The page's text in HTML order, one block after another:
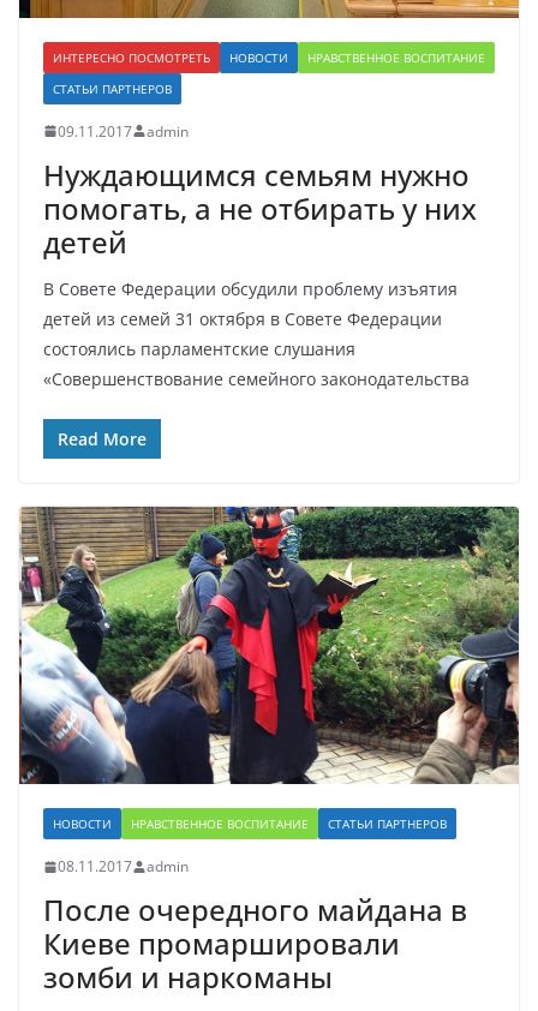
ИНТЕРЕСНО ПОСМОТРЕТЬ НОВОСТИ
НРАВСТВЕННОЕ ВОСПИТАНИЕ
СТАТЬИ ПАРТНЕРОВ
09.11.2017 admin
Нуждающимся семьям нужно
помогать, а не отбирать у них
детей
В Совете Федерации обсудили проблему изъятия
детей из семей 31 октября в Совете Федерации
состоялись парламентские слушания
«Совершенствование семейного законодательства
Read More
НОВОСТИ НРАВСТВЕННОЕ ВОСПИТАНИЕ СТАТЬИ ПАРТНЕРОВ
08.11.2017 admin
После очередного майдана в
Киеве промаршировали
зомби и наркоманы